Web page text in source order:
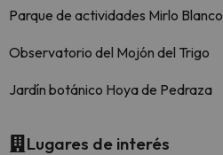
Parque de actividades Mirlo Blanco
Observatorio del Mojón del Trigo
Jardín botánico Hoya de Pedraza
Lugares de interés